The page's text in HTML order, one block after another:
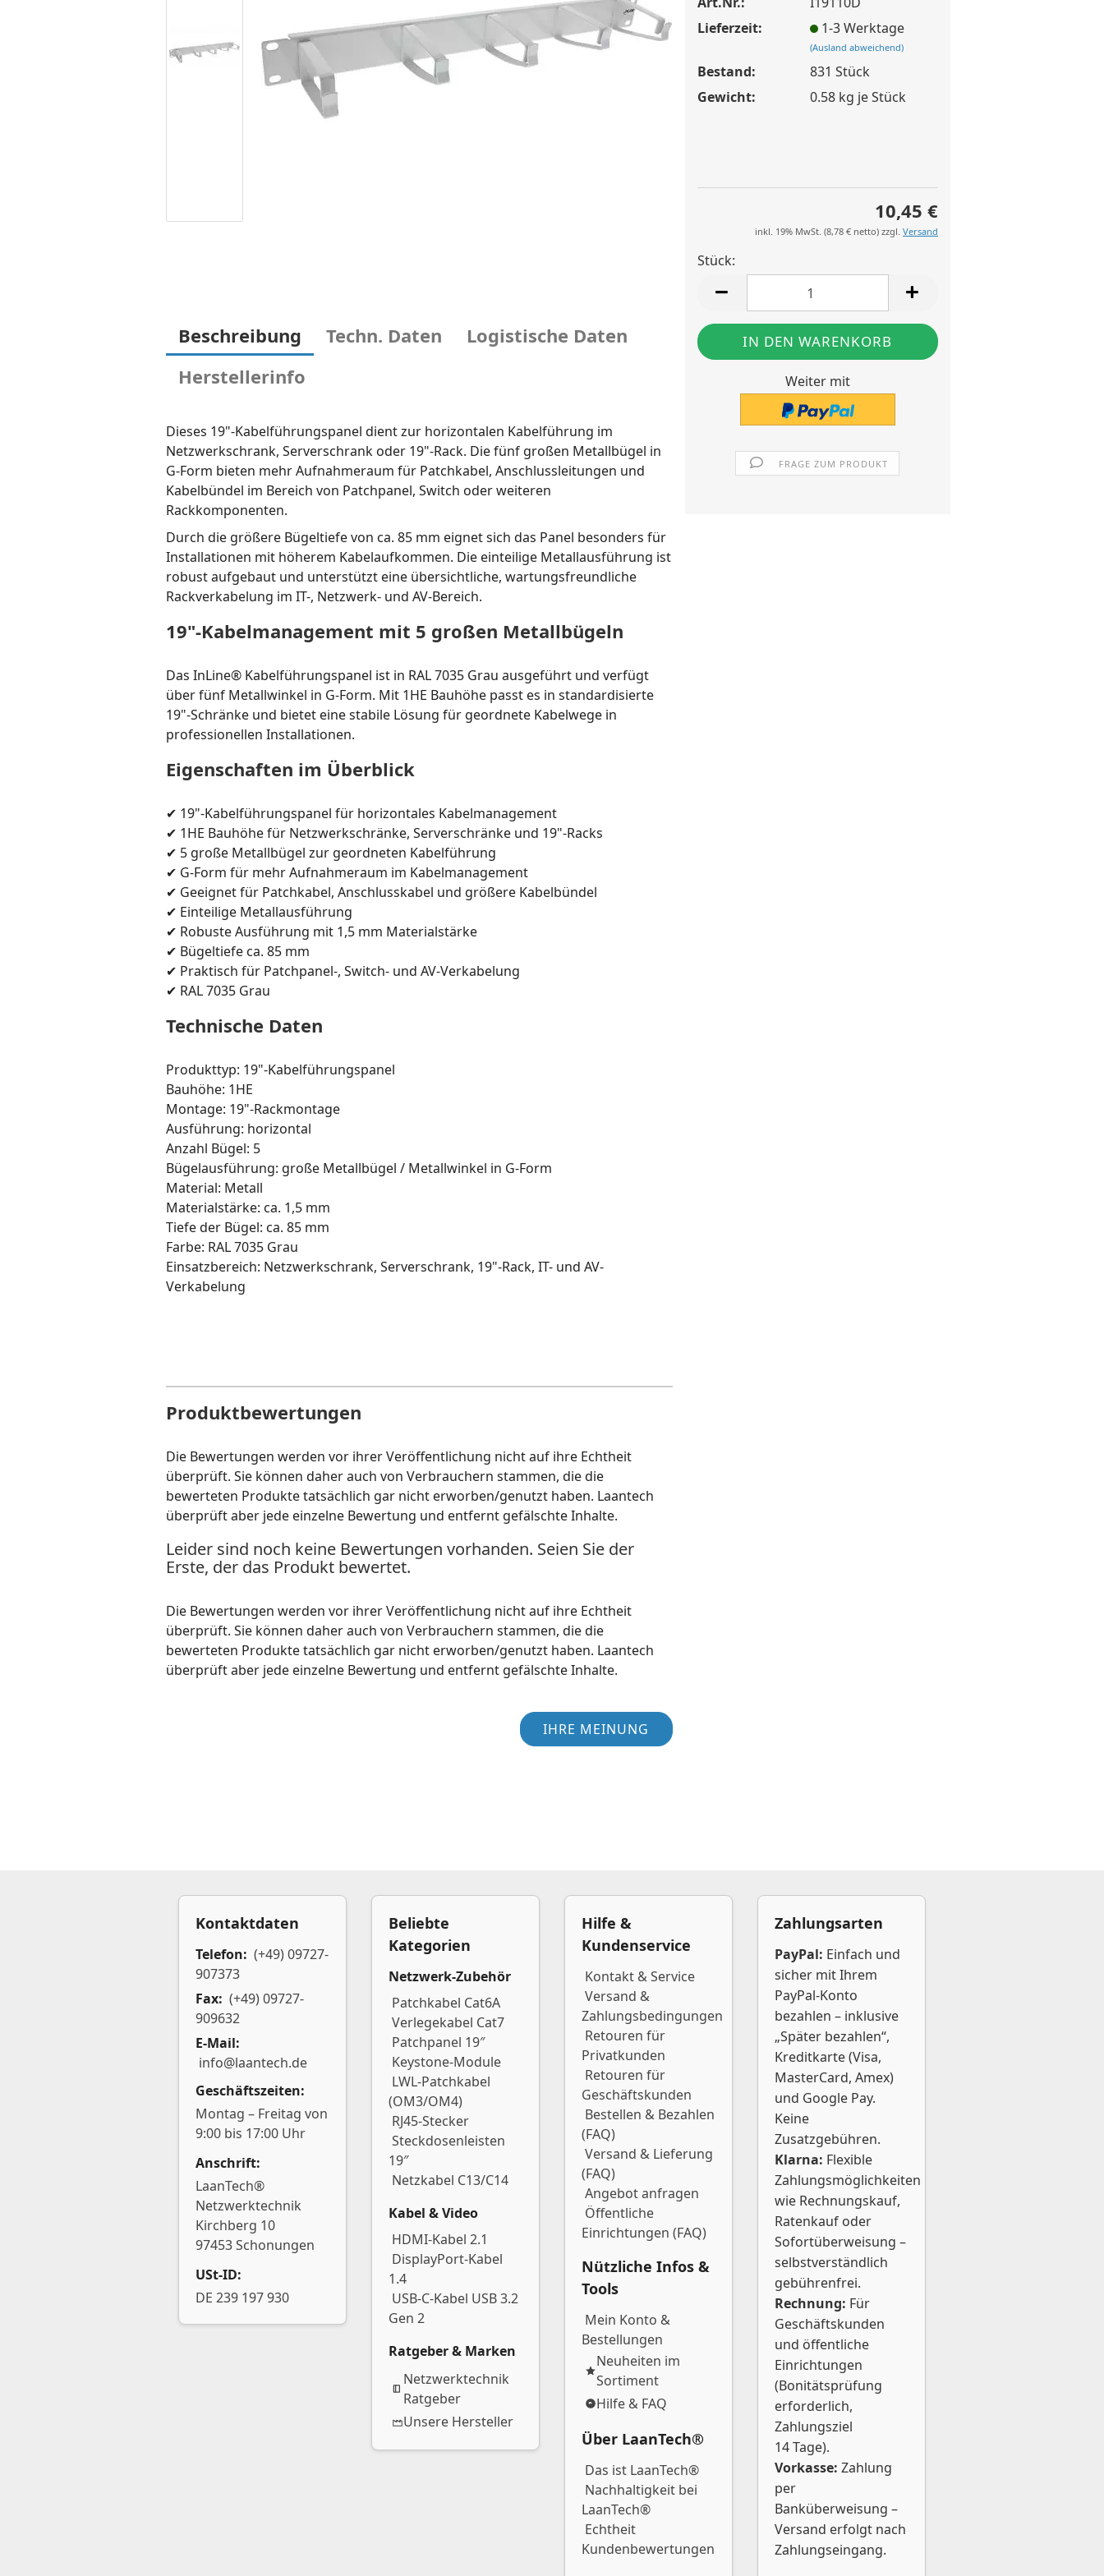
Lieferzeit:
1-3 Werktage
(Ausland abweichend)
Bestand: 831 Stück
Gewicht:
0.58kg je Stück
10,45 €
inkl. 19% MwSt. (8,78 € netto) zzgl. Versand
Stück:
Stück
Weiter mit
FRAGE ZUM PRODUKT
Beschreibung Techn. Daten
Logistische Daten
Herstellerinfo
Dieses 19"-Kabelführungspanel dient zur horizontalen Kabelführung im
Netzwerkschrank, Serverschrank oder 19"-Rack. Die fünf großen Metallbügel in
G-Form bieten mehr Aufnahmeraum für Patchkabel, Anschlussleitungen und
Kabelbündel im Bereich von Patchpanel, Switch oder weiteren
Rackkomponenten.
Durch die größere Bügeltiefe von ca. 85 mm eignet sich das Panel besonders für
Installationen mit höherem Kabelaufkommen. Die einteilige Metallausführung ist
robust aufgebaut und unterstützt eine übersichtliche, wartungsfreundliche
Rackverkabelung im IT-, Netzwerk- und AV-Bereich.
19"-Kabelmanagement mit 5 großen Metallbügeln
Das InLine® Kabelführungspanel ist in RAL 7035 Grau ausgeführt und verfügt
über fünf Metallwinkel in G-Form. Mit 1HE Bauhöhe passt es in standardisierte
19"-Schränke und bietet eine stabile Lösung für geordnete Kabelwege in
professionellen Installationen.
Eigenschaften im Überblick
✔ 19"-Kabelführungspanel für horizontales Kabelmanagement
✔ 1HE Bauhöhe für Netzwerkschränke, Serverschränke und 19"-Racks
✔ 5 große Metallbügel zur geordneten Kabelführung
✔ G-Form für mehr Aufnahmeraum im Kabelmanagement
✔ Geeignet für Patchkabel, Anschlusskabel und größere Kabelbündel
✔ Einteilige Metallausführung
✔ Robuste Ausführung mit 1,5 mm Materialstärke
✔ Bügeltiefe ca. 85 mm
✔ Praktisch für Patchpanel-, Switch- und AV-Verkabelung
✔ RAL 7035 Grau
Technische Daten
Produkttyp: 19"-Kabelführungspanel
Bauhöhe: 1HE
Montage: 19"-Rackmontage
Ausführung: horizontal
Anzahl Bügel: 5
Bügelausführung: große Metallbügel / Metallwinkel in G-Form
Material: Metall
Materialstärke: ca. 1,5 mm
Tiefe der Bügel: ca. 85 mm
Farbe: RAL 7035 Grau
Einsatzbereich: Netzwerkschrank, Serverschrank, 19"-Rack, IT- und AV-
Verkabelung
Produktbewertungen
Die Bewertungen werden vor ihrer Veröffentlichung nicht auf ihre Echtheit
überprüft. Sie können daher auch von Verbrauchern stammen, die die
bewerteten Produkte tatsächlich gar nicht erworben/genutzt haben. Laantech
überprüft aber jede einzelne Bewertung und entfernt gefälschte Inhalte.
Leider sind noch keine Bewertungen vorhanden. Seien Sie der
Erste, der das Produkt bewertet.
Die Bewertungen werden vor ihrer Veröffentlichung nicht auf ihre Echtheit
überprüft. Sie können daher auch von Verbrauchern stammen, die die
bewerteten Produkte tatsächlich gar nicht erworben/genutzt haben. Laantech
überprüft aber jede einzelne Bewertung und entfernt gefälschte Inhalte.
IHRE MEINUNG
Kontaktdaten
Telefon: (+49) 09727-
907373
Fax: (+49) 09727-
909632
E-Mail:
info@laantech.de
Geschäftszeiten:
Montag – Freitag von
9:00 bis 17:00 Uhr
Anschrift:
LaanTech®
Netzwerktechnik
Kirchberg 10
97453 Schonungen
USt-ID:
DE 239 197 930
Beliebte
Kategorien
Netzwerk-Zubehör
Patchkabel Cat6A
Verlegekabel Cat7
Patchpanel 19″
Keystone-Module
LWL-Patchkabel
(OM3/OM4)
RJ45-Stecker
Steckdosenleisten
19″
Netzkabel C13/C14
Kabel & Video
HDMI-Kabel 2.1
DisplayPort-Kabel
1.4
USB-C-Kabel USB 3.2
Gen 2
Ratgeber & Marken
Netzwerktechnik
Ratgeber
Unsere Hersteller
Hilfe &
Kundenservice
Kontakt & Service
Versand &
Zahlungsbedingungen
Retouren für
Privatkunden
Retouren für
Geschäftskunden
Bestellen & Bezahlen
(FAQ)
Versand & Lieferung
(FAQ)
Angebot anfragen
Öffentliche
Einrichtungen (FAQ)
Nützliche Infos &
Tools
Mein Konto &
Bestellungen
Neuheiten im
Sortiment
Hilfe & FAQ
Über LaanTech®
Das ist LaanTech®
Nachhaltigkeit bei
LaanTech®
Echtheit
Kundenbewertungen
Zahlungsarten
PayPal: Einfach und
sicher mit Ihrem
PayPal-Konto
bezahlen – inklusive
„Später bezahlen“,
Kreditkarte (Visa,
MasterCard, Amex)
und Google Pay.
Keine
Zusatzgebühren.
Klarna: Flexible
Zahlungsmöglichkeiten
wie Rechnungskauf,
Ratenkauf oder
Sofortüberweisung –
selbstverständlich
gebührenfrei.
Rechnung: Für
Geschäftskunden
und öffentliche
Einrichtungen
(Bonitätsprüfung
erforderlich,
Zahlungsziel
14 Tage).
Vorkasse: Zahlung
per
Banküberweisung –
Versand erfolgt nach
Zahlungseingang.